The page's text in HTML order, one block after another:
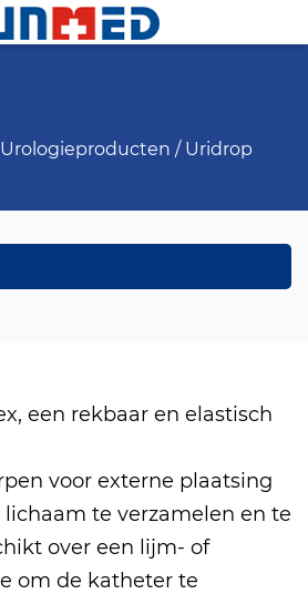
Urologieproducten / Uridrop
een rekbaar en elastisch
voor externe plaatsing
te verzamelen en te
over een lijm- of
om de katheter te